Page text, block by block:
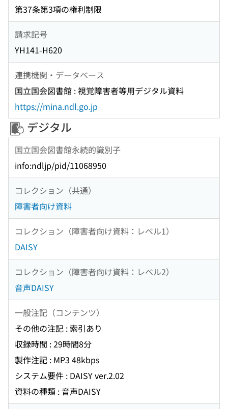
第37条第3項の権利制限
請求記号
YH141-H620
連携機関・データベース
国立国会図書館 : 視覚障害者等用デジタル資料
https://mina.ndl.go.jp
デジタル
国立国会図書館永続的識別子
info:ndljp/pid/11068950
コレクション（共通）
障害者向け資料
コレクション（障害者向け資料：レベル1）
DAISY
コレクション（障害者向け資料：レベル2）
音声DAISY
一般注記（コンテンツ）
その他の注記 : 索引あり
収録時間 : 29時間8分
製作注記 : MP3 48kbps
システム要件 : DAISY ver.2.02
資料の種類 : 音声DAISY